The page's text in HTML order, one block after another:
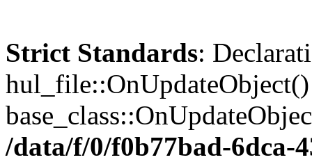
Strict Standards:
/data/f/0/f0b77bad-6dca-